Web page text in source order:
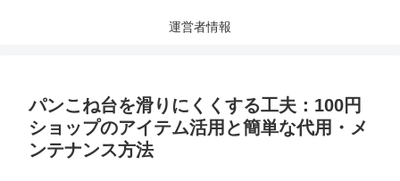
運営者情報
パンこね台を滑りにくくする工夫：100円
ショップのアイテム活用と簡単な代用・メ
ンテナンス方法